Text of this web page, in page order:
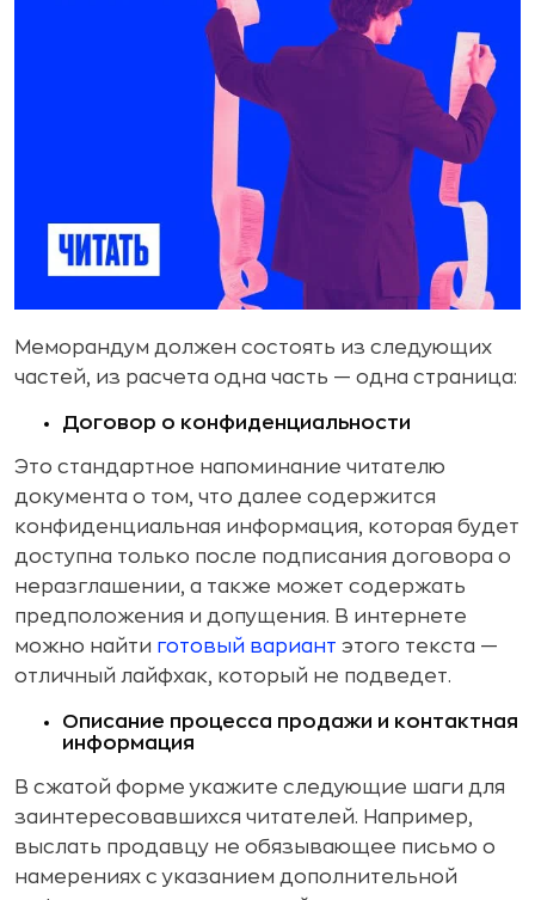
Меморандум должен состоять из следующих
частей, из расчета одна часть — одна страница:
Договор о конфиденциальности
Это стандартное напоминание читателю
документа о том, что далее содержится
конфиденциальная информация, которая будет
доступна только после подписания договора о
неразглашении, а также может содержать
предположения и допущения. В интернете
можно найти готовый вариант этого текста —
отличный лайфхак, который не подведет.
Описание процесса продажи и контактная
информация
В сжатой форме укажите следующие шаги для
заинтересовавшихся читателей. Например,
выслать продавцу не обязывающее письмо о
намерениях с указанием дополнительной